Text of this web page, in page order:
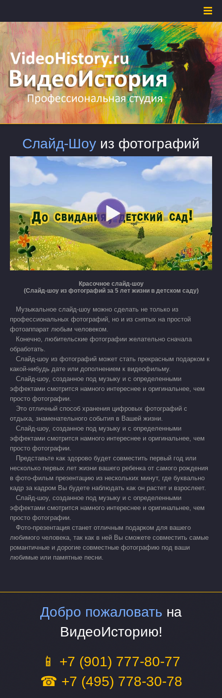
Слайд-Шоу из фотографий
Красочное слайд-шоу
(Слайд-шоу из фотографий за 5 лет жизни в детском саду)
Музыкальное слайд-шоу можно сделать не только из
профессиональных фотографий, но и из снятых на простой
фотоаппарат любым человеком.
Конечно, любительские фотографии желательно сначала
обработать.
Слайд-шоу из фотографий может стать прекрасным подарком к
какой-нибудь дате или дополнением к видеофильму.
Слайд-шоу, созданное под музыку и с определенными
эффектами смотрится намного интереснее и оригинальнее, чем
просто фотографии.
Это отличный способ хранения цифровых фотографий с
отдыха, знаменательного события в Вашей жизни.
Слайд-шоу, созданное под музыку и с определенными
эффектами смотрится намного интереснее и оригинальнее, чем
просто фотографии.
Представьте как здорово будет совместить первый год или
несколько первых лет жизни вашего ребенка от самого рождения
в фото-фильм презентацию из нескольких минут, где буквально
кадр за кадром Вы будете наблюдать как он растет и взрослеет.
Слайд-шоу, созданное под музыку и с определенными
эффектами смотрится намного интереснее и оригинальнее, чем
просто фотографии.
Фото-презентация станет отличным подарком для вашего
любимого человека, так как в ней Вы сможете совместить самые
романтичные и дорогие совместные фотографию под ваши
любимые или памятные песни.
Добро пожаловать на
ВидеоИсторию!
📱 +7 (901) 777-80-77
☎ +7 (495) 778-30-78